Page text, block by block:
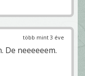
több mint 3 éve
De neeeeeem.